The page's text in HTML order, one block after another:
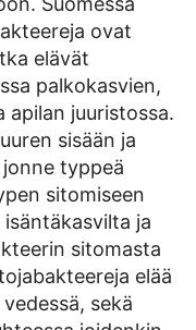
ovat
elävät
palkokasvien,
apilan juuristossa.
sisään ja
typpeä
sitomiseen
ja
sitomasta
elää
sekä